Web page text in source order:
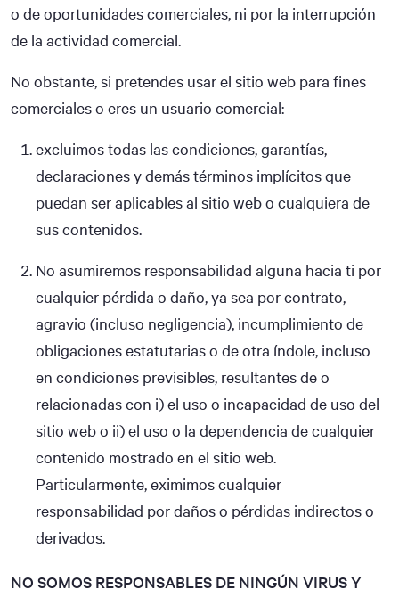
o de oportunidades comerciales, ni por la interrupción
de la actividad comercial.
No obstante, si pretendes usar el sitio web para fines
comerciales o eres un usuario comercial:
excluimos todas las condiciones, garantías,
declaraciones y demás términos implícitos que
puedan ser aplicables al sitio web o cualquiera de
sus contenidos.
No asumiremos responsabilidad alguna hacia ti por
cualquier pérdida o daño, ya sea por contrato,
agravio (incluso negligencia), incumplimiento de
obligaciones estatutarias o de otra índole, incluso
en condiciones previsibles, resultantes de o
relacionadas con i) el uso o incapacidad de uso del
sitio web o ii) el uso o la dependencia de cualquier
contenido mostrado en el sitio web.
Particularmente, eximimos cualquier
responsabilidad por daños o pérdidas indirectos o
derivados.
NO SOMOS RESPONSABLES DE NINGÚN VIRUS Y